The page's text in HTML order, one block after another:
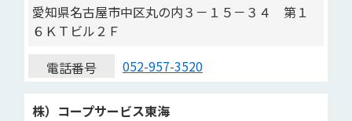
愛知県名古屋市中区丸の内３－１５－３４ 第１
６ＫＴビル２Ｆ
電話番号
052-957-3520
株）コープサービス東海